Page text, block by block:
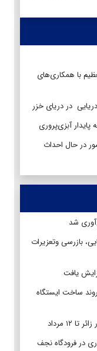
با همکاری‌های
در دریای خزر
آبزی‌پروری
در حال احداث
بازرسی وتعزیرات
یافت
ساخت ایستگاه
در فرودگاه نجف